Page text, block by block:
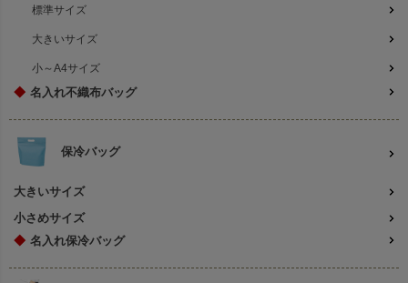
標準サイズ
大きいサイズ
小～A4サイズ
◆ 名入れ不織布バッグ
保冷バッグ
大きいサイズ
小さめサイズ
◆ 名入れ保冷バッグ